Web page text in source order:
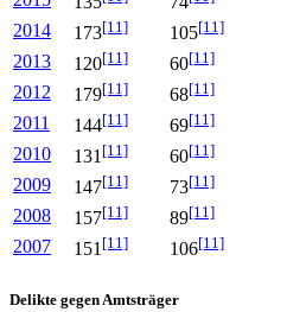
2014 173[11] 105[11]
2013 120[11] 60[11]
2012 179[11] 68[11]
2011 144[11] 69[11]
2010 131[11] 60[11]
2009 147[11] 73[11]
2008 157[11] 89[11]
2007 151[11] 106[11]
Delikte gegen Amtsträger